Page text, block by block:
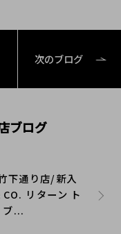
次のブログ
ブログ
下通り店/新入
リターン ト
ブ...